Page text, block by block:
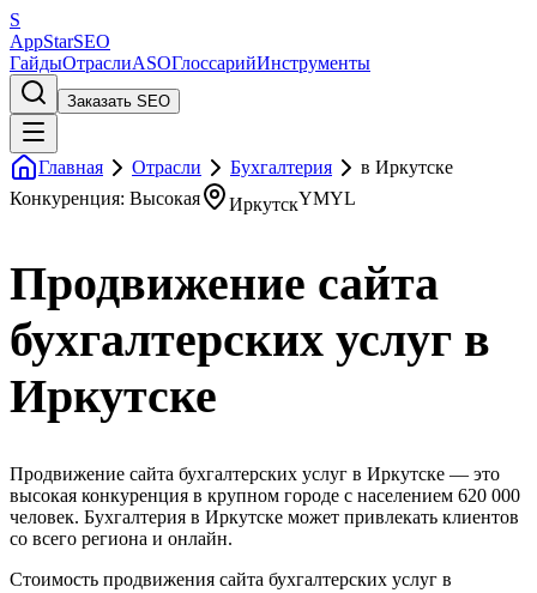
S
AppStarSEO
ГайдыОтраслиASOГлоссарийИнструменты
Заказать SEO
Главная Отрасли Бухгалтерия
в Иркутске
Конкуренция: Высокая
ИркутскYMYL
Продвижение сайта
бухгалтерских услуг в
Иркутске
Продвижение сайта бухгалтерских услуг в Иркутске — это
высокая конкуренция в крупном городе с населением 620 000
человек. Бухгалтерия в Иркутске может привлекать клиентов
со всего региона и онлайн.
Стоимость продвижения сайта бухгалтерских услуг в